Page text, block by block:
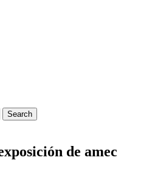
Search
de amec